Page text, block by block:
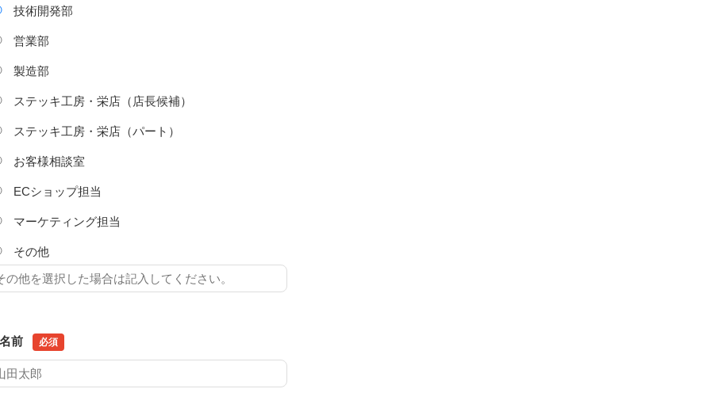
技術開発部
営業部
製造部
ステッキ工房・栄店（店長候補）
ステッキ工房・栄店（パート）
お客様相談室
ECショップ担当
マーケティング担当
その他
前 必須